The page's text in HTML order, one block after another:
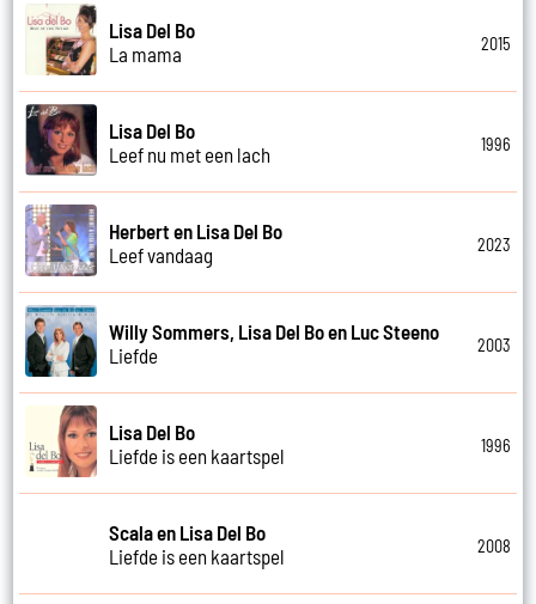
Lisa Del Bo
La mama
2015
Lisa Del Bo
Leef nu met een lach
1996
Herbert en Lisa Del Bo
Leef vandaag
2023
Willy Sommers, Lisa Del Bo en Luc Steeno
Liefde
2003
Lisa Del Bo
Liefde is een kaartspel
1996
Scala en Lisa Del Bo
Liefde is een kaartspel
2008